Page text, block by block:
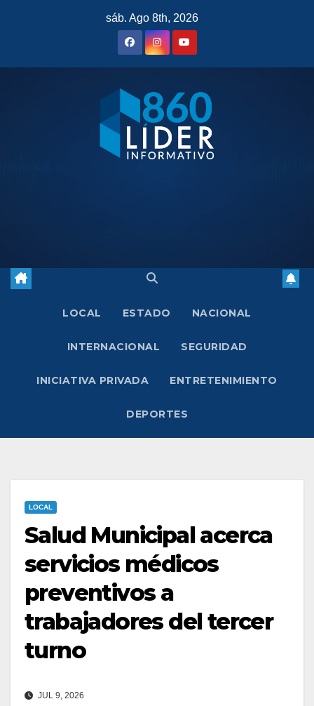
sáb. Ago 8th, 2026
LOCAL ESTADO NACIONAL
INTERNACIONAL SEGURIDAD
INICIATIVA PRIVADA ENTRETENIMIENTO
DEPORTES
LOCAL
Salud Municipal acerca
servicios médicos
preventivos a
trabajadores del tercer
turno
JUL 9, 2026